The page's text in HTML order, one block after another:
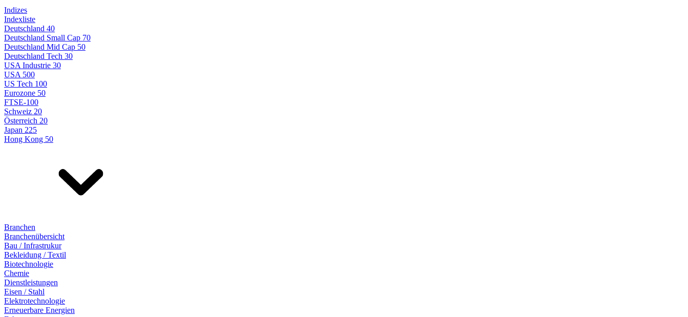
Indizes
Indexliste
Deutschland 40
Deutschland Small Cap 70
Deutschland Mid Cap 50
Deutschland Tech 30
USA Industrie 30
USA 500
US Tech 100
Eurozone 50
FTSE-100
Schweiz 20
Österreich 20
Japan 225
Hong Kong 50
Branchen
Branchenübersicht
Bau / Infrastrukur
Bekleidung / Textil
Biotechnologie
Chemie
Dienstleistungen
Eisen / Stahl
Elektrotechnologie
Erneuerbare Energien